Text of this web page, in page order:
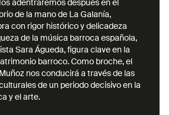
otros lenguajes musicales.
u girando en China,
También colabora a menudo
Michel Bublé, Rozalén,
Orozco, Paco Cifuentes,
adentraremos después en el
de la mano de La Galanía,
con rigor histórico y delicadeza
de la música barroca española,
Sara Águeda, figura clave en la
barroco. Como broche, el
nos conducirá a través de las
de un periodo decisivo en la
y el arte.